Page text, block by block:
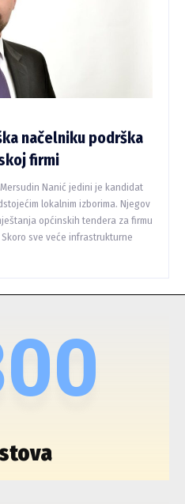
načelniku podrška
firmi
Nanić jedini je kandidat
lokalnim izborima. Njegov
općinskih tendera za firmu
sve veće infrastrukturne